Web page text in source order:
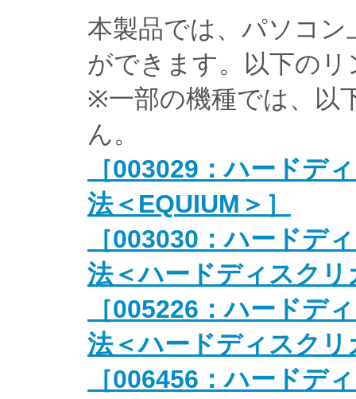
本製品では、パソコ
ができます。以下の
※一部の機種では、以
ん。
［003029：ハードデ
法＜EQUIUM＞］
［003030：ハードデ
法＜ハードディスク
［005226：ハードデ
法＜ハードディスク
［006456：ハードデ